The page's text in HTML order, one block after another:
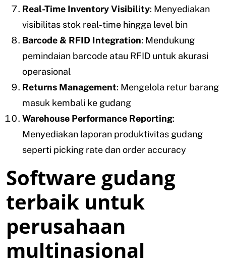
Real-Time Inventory Visibility: Menyediakan
visibilitas stok real-time hingga level bin
Barcode & RFID Integration: Mendukung
pemindaian barcode atau RFID untuk akurasi
operasional
Returns Management: Mengelola retur barang
masuk kembali ke gudang
Warehouse Performance Reporting:
Menyediakan laporan produktivitas gudang
seperti picking rate dan order accuracy
Software gudang
terbaik untuk
perusahaan
multinasional